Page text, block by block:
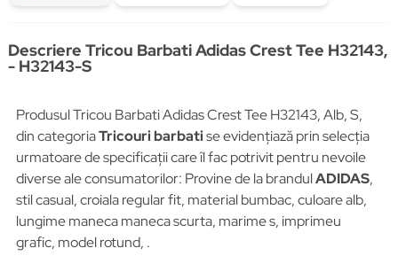
Descriere Tricou Barbati Adidas Crest Tee H32143,
- H32143-S
Produsul Tricou Barbati Adidas Crest Tee H32143, Alb, S,
din categoriaTricouri barbatise evidențiază prin selecția
urmatoare de specificații care îl fac potrivit pentru nevoile
diverse ale consumatorilor: Provine de la brandulADIDAS,
stil casual, croiala regular fit, material bumbac, culoare alb,
lungime maneca maneca scurta, marime s, imprimeu
grafic, model rotund, .